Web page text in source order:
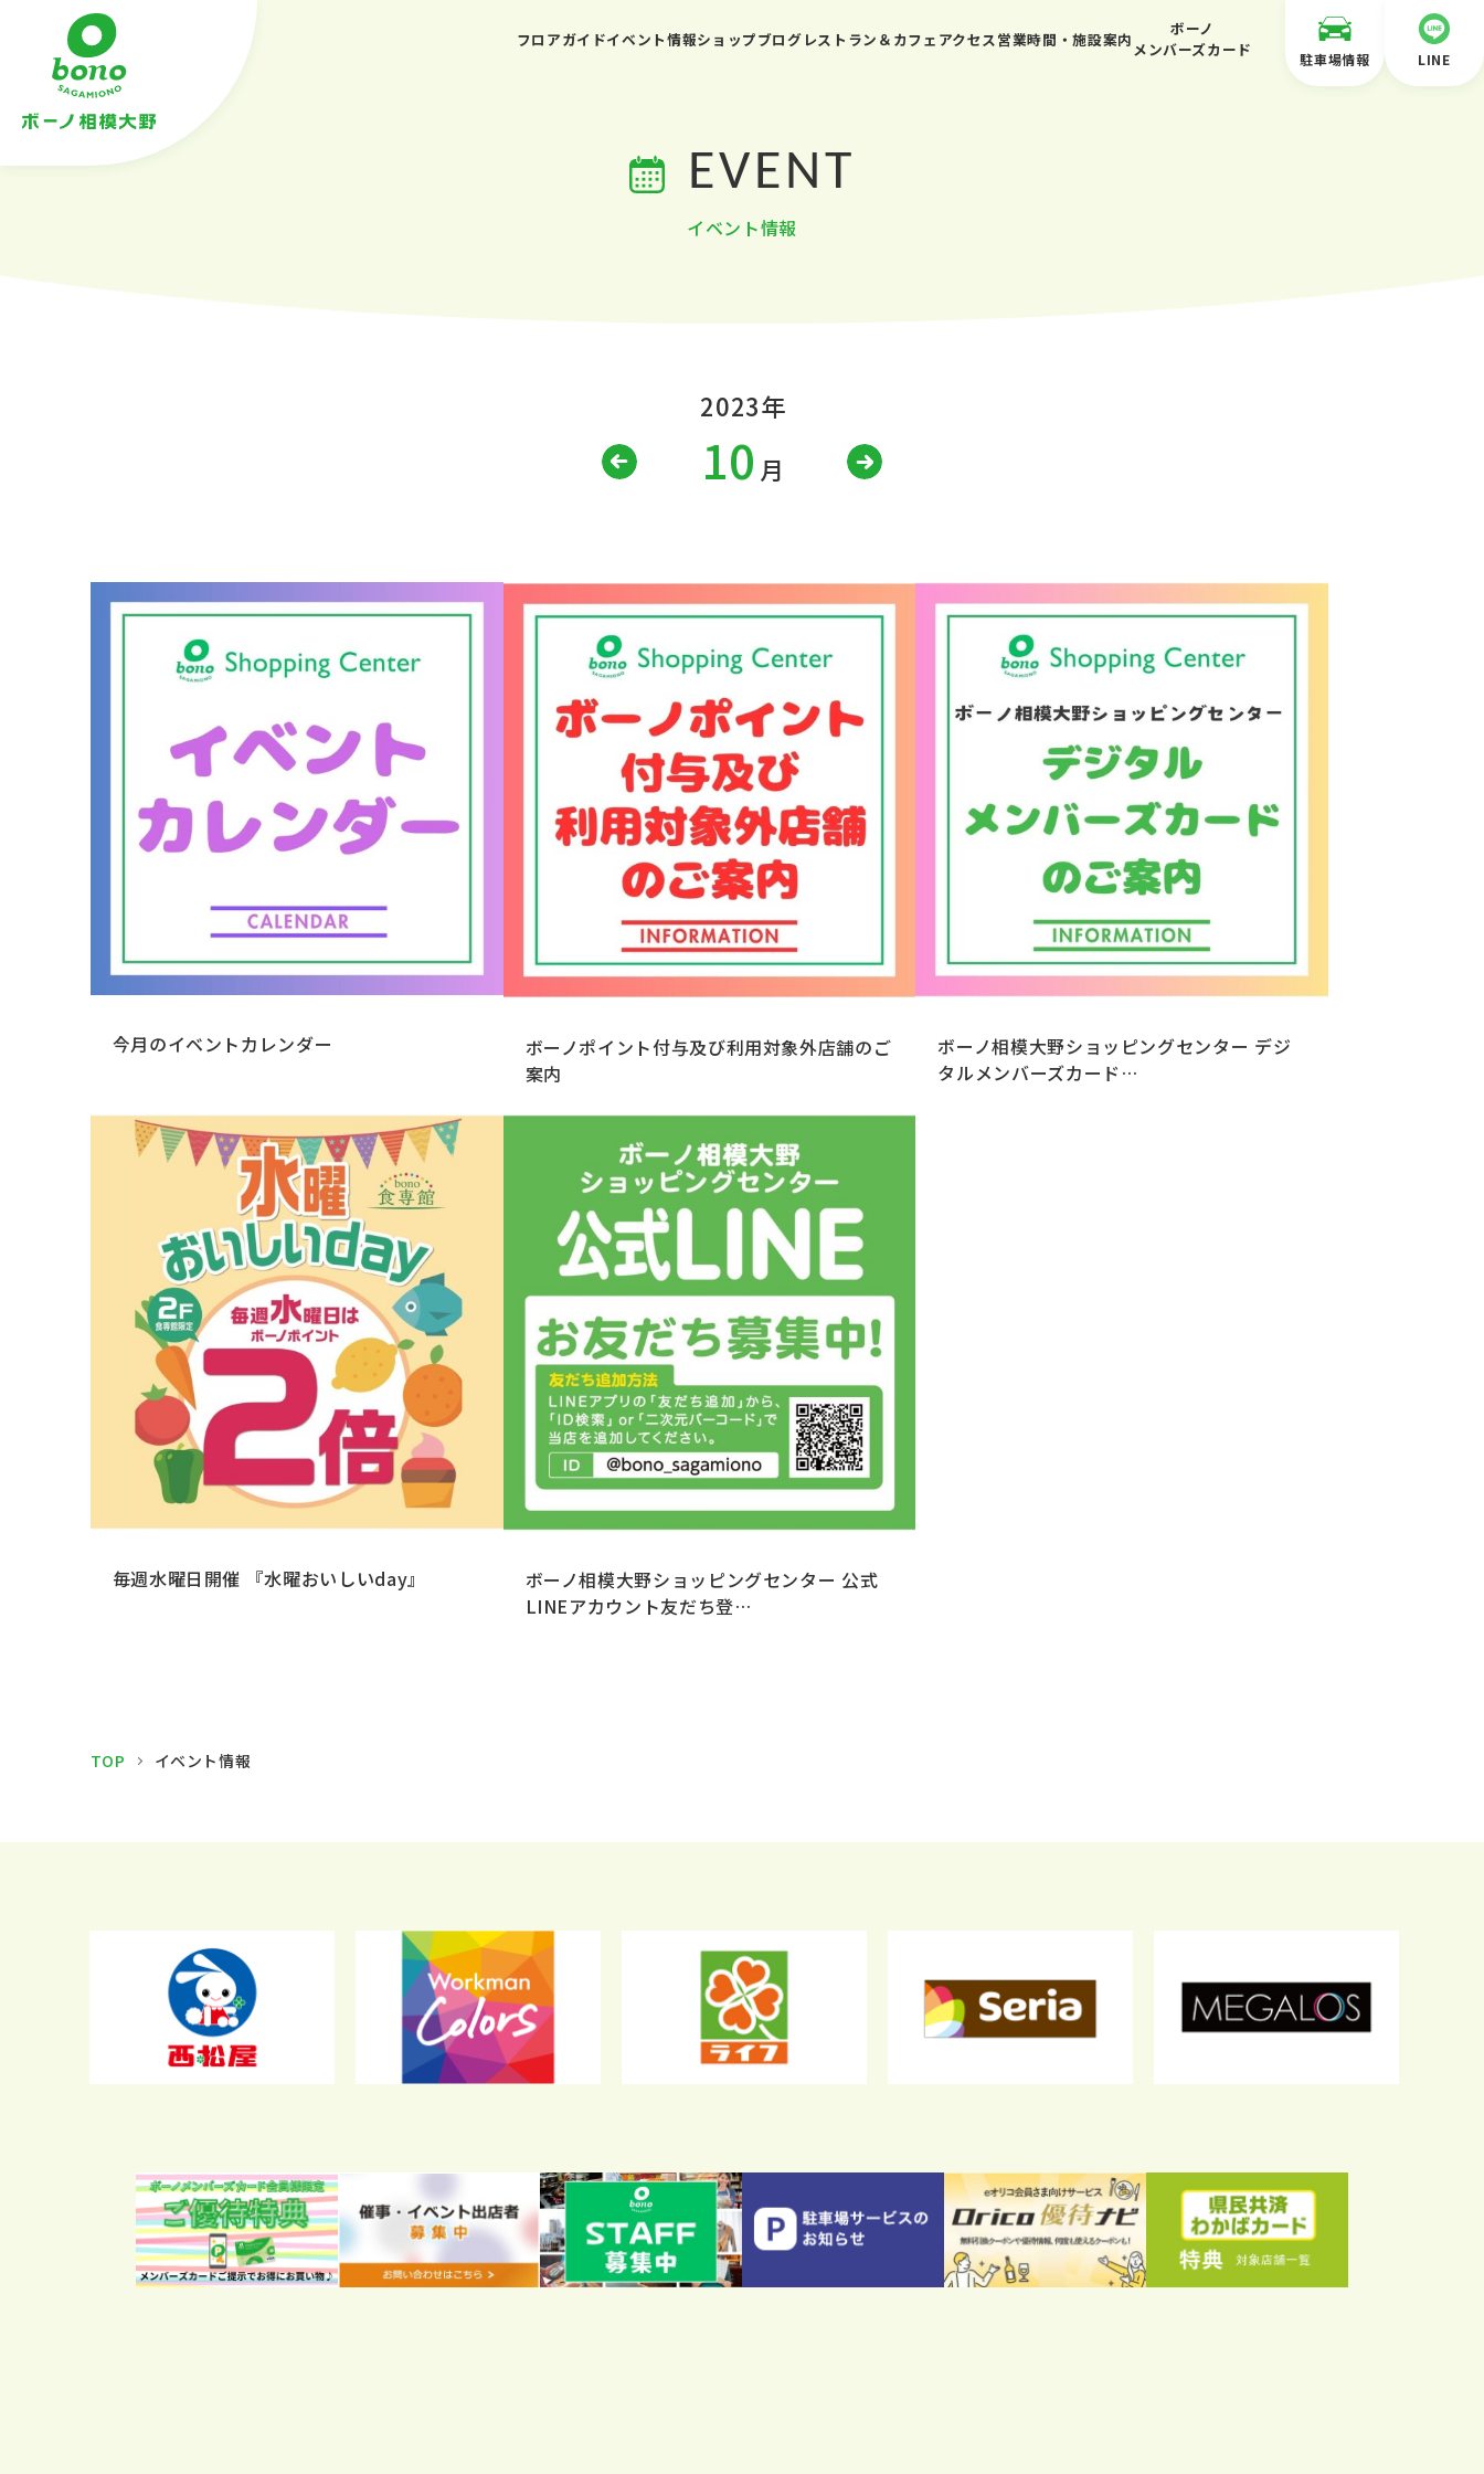
フロアガイドイベント情報ショップブログ レストラン＆カフェ アクセス 営業時間・施設案内
ボーノ
メンバーズカード
駐車場情報 LINE
EVENT
イベント情報
2023年
10 月
今月のイベントカレンダー
ボーノポイント付与及び利用対象外店舗のご
案内
ボーノ相模大野ショッピングセンター デジ
タルメンバーズカード…
毎週水曜日開催 『水曜おいしいday』
ボーノ相模大野ショッピングセンター 公式
LINEアカウント友だち登…
TOP イベント情報